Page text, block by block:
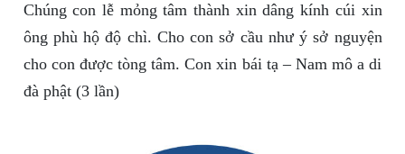
Chúng con lễ mỏng tâm thành xin dâng kính cúi xin
ông phù hộ độ chì. Cho con sở cầu như ý sở nguyện
cho con được tòng tâm. Con xin bái tạ – Nam mô a di
đà phật (3 lần)